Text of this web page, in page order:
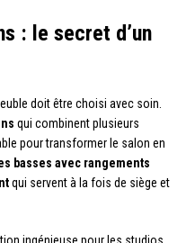
: le secret d’un
doit être choisi avec soin.
qui combinent plusieurs
pour transformer le salon en
basses avec rangements
qui servent à la fois de siège et